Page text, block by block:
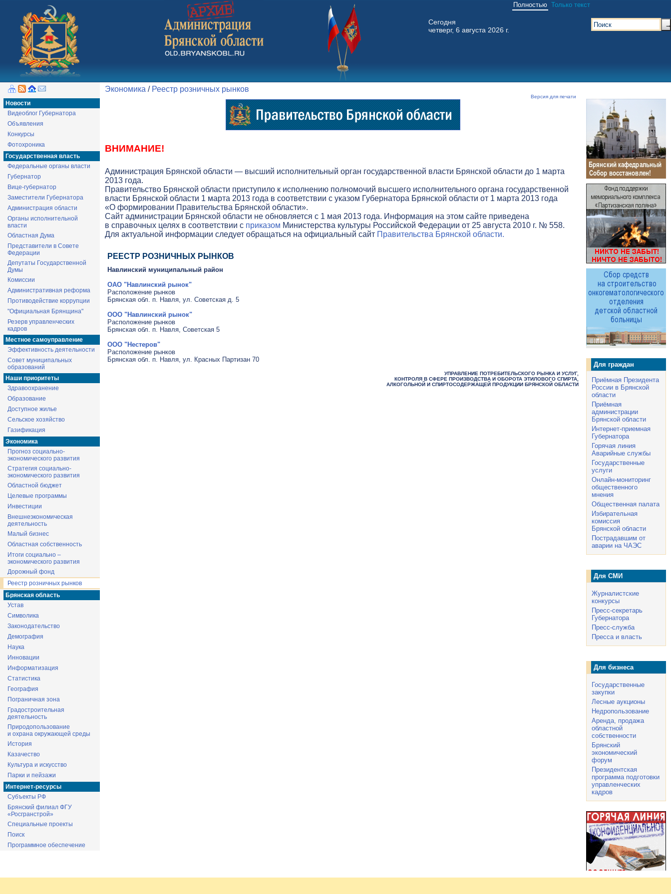
Полностью Только текст
Сегодня
четверг, 6 августа 2026 г.
→
Новости
Видеоблог Губернатора
Объявления
Конкурсы
Фотохроника
Государственная власть
Федеральные органы власти
Губернатор
Вице-губернатор
Заместители Губернатора
Администрация области
Органы исполнительной
власти
Областная Дума
Представители в Совете
Федерации
Депутаты Государственной
Думы
Комиссии
Административная реформа
Противодействие коррупции
"Официальная Брянщина"
Резерв управленческих
кадров
Местное самоуправление
Эффективность деятельности
Совет муниципальных
образований
Наши приоритеты
Здравоохранение
Образование
Доступное жилье
Сельское хозяйство
Газификация
Экономика
Прогноз социально-
экономического развития
Стратегия социально-
экономического развития
Областной бюджет
Целевые программы
Инвестиции
Внешнеэкономическая
деятельность
Малый бизнес
Областная собственность
Итоги социально –
экономического развития
Дорожный фонд
Реестр розничных рынков
Брянская область
Устав
Символика
Законодательство
Демография
Наука
Инновации
Информатизация
Статистика
География
Пограничная зона
Градостроительная
деятельность
Природопользование
и охрана окружающей среды
История
Казачество
Культура и искусство
Парки и пейзажи
Интернет-ресурсы
Субъекты РФ
Брянский филиал ФГУ
«Росгранстрой»
Специальные проекты
Поиск
Программное обеспечение
Экономика / Реестр розничных рынков
Версия для печати
ВНИМАНИЕ!
Администрация Брянской области — высший исполнительный орган государственной власти Брянской области до 1 марта
2013 года.
Правительство Брянской области приступило к исполнению полномочий высшего исполнительного органа государственной
власти Брянской области 1 марта 2013 года в соответствии с указом Губернатора Брянской области от 1 марта 2013 года
«О формировании Правительства Брянской области».
Cайт администрации Брянской области не обновляется с 1 мая 2013 года. Информация на этом сайте приведена
в справочных целях в соответствии с приказом Министерства культуры Российской Федерации от 25 августа 2010 г. № 558.
Для актуальной информации следует обращаться на официальный сайт Правительства Брянской области.
РЕЕСТР РОЗНИЧНЫХ РЫНКОВ
Навлинский муниципальный район
ОАО "Навлинский рынок"
Расположение рынков
Брянская обл. п. Навля, ул. Советская д. 5
ООО "Навлинский рынок"
Расположение рынков
Брянская обл. п. Навля, Советская 5
ООО "Нестеров"
Расположение рынков
Брянская обл. п. Навля, ул. Красных Партизан 70
УПРАВЛЕНИЕ ПОТРЕБИТЕЛЬСКОГО РЫНКА И УСЛУГ,
КОНТРОЛЯ В СФЕРЕ ПРОИЗВОДСТВА И ОБОРОТА ЭТИЛОВОГО СПИРТА,
АЛКОГОЛЬНОЙ И СПИРТОСОДЕРЖАЩЕЙ ПРОДУКЦИИ БРЯНСКОЙ ОБЛАСТИ
Для граждан
Приёмная Президента
России в Брянской
области
Приёмная
администрации
Брянской области
Интернет-приемная
Губернатора
Горячая линия
Аварийные службы
Государственные
услуги
Онлайн-мониторинг
общественного
мнения
Общественная палата
Избирательная
комиссия
Брянской области
Пострадавшим от
аварии на ЧАЭС
Для СМИ
Журналистские
конкурсы
Пресс-секретарь
Губернатора
Пресс-служба
Пресса и власть
Для бизнеса
Государственные
закупки
Лесные аукционы
Недропользование
Аренда, продажа
областной
собственности
Брянский
экономический
форум
Президентская
программа подготовки
управленческих
кадров